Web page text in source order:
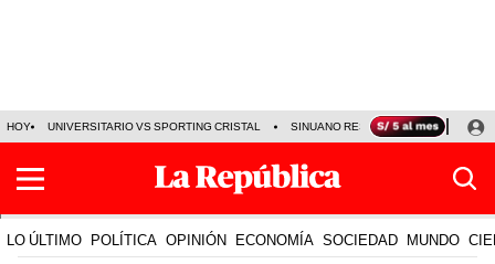
HOY UNIVERSITARIO VS SPORTING CRISTAL SINUANO RESULTADOS HOY
LO ÚLTIMO POLÍTICA OPINIÓN ECONOMÍA SOCIEDAD MUNDO